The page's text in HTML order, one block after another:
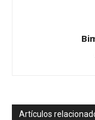
Artículos